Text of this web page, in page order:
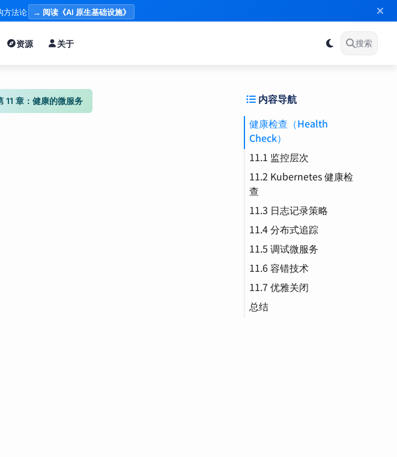
方法论 → 阅读《AI 原生基础设施》
资源 关于 搜索
11 章：健康的微服务
内容导航
健康检查（Health
Check）
11.1 监控层次
11.2 Kubernetes 健康检
查
Liveness Probe（存活
探针）
Readiness Probe（就
绪探针）
11.3 日志记录策略
Grafana
11.4 分布式追踪
OpenTelemetry
11.5 调试微服务
11.6 容错技术
Circuit Breaker（断路
器）
11.7 优雅关闭
总结